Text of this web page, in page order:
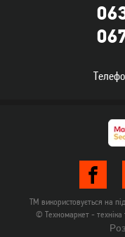
Вбудована посудомийна
машина Beko
ТМ використовується на
© Техномаркет -